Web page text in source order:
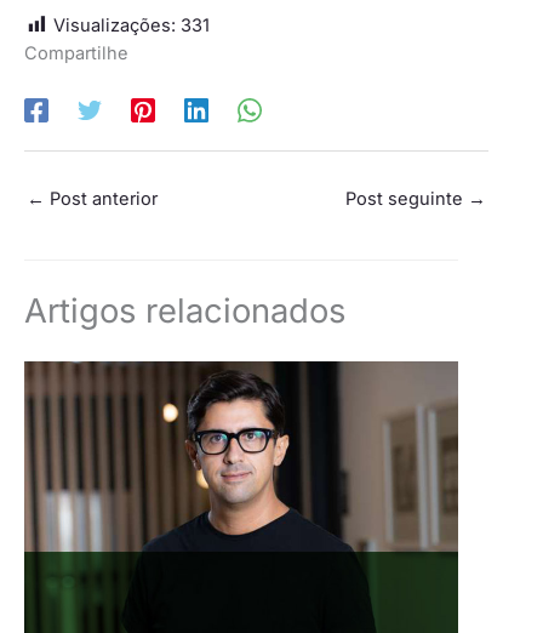
Visualizações: 331
Compartilhe
← Post anterior Post seguinte →
Artigos relacionados